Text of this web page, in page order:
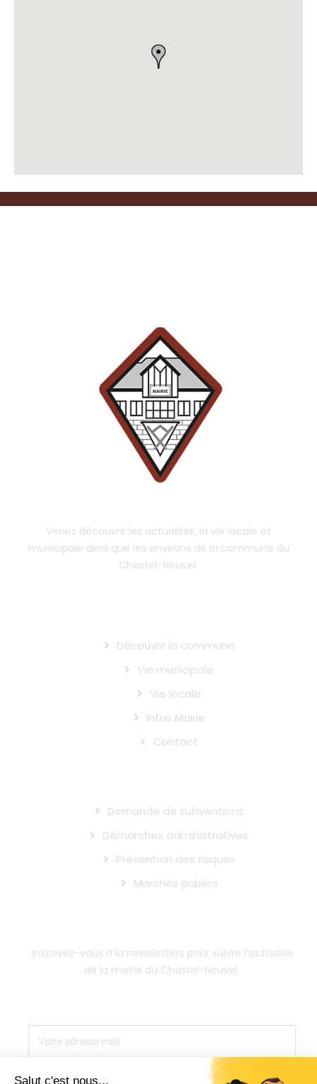
Salut c'est nous...
Venez découvrir les actualités, la vie locale et
municipale ainsi que les environs de la commune du
Chastel-Nouvel.
Découvrir la commune
Vie municipale
Vie locale
Infos Mairie
Contact
Demande de subventions
Démarches administratives
Prévention des risques
Marchés publics
Inscrivez-vous à la newsletters pour suivre l’actualité
de la mairie du Chastel-Nouvel.